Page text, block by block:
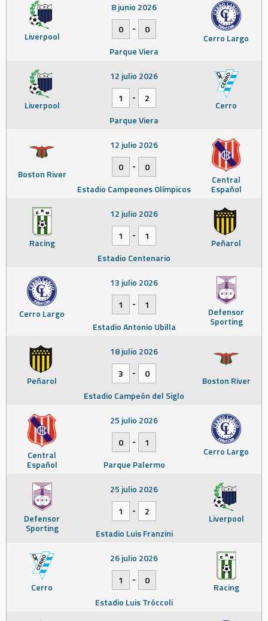
Liverpool Cerro Largo
8 junio 2026
0
-
0
Parque Viera
Liverpool Cerro
12 julio 2026
1
-
2
Parque Viera
Boston River Central
Español
12 julio 2026
0
-
0
Estadio Campeones Olímpicos
Racing Peñarol
12 julio 2026
1
-
1
Estadio Centenario
Cerro Largo Defensor
Sporting
13 julio 2026
1
-
1
Estadio Antonio Ubilla
Peñarol Boston River
18 julio 2026
3
-
0
Estadio Campeón del Siglo
Central
Español
Cerro Largo
25 julio 2026
0
-
1
Parque Palermo
Defensor
Sporting
Liverpool
25 julio 2026
1
-
2
Estadio Luis Franzini
Cerro Racing
26 julio 2026
1
-
0
Estadio Luis Tróccoli